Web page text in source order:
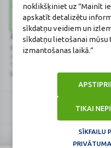
noklikšķiniet uz "Mainīt
apskatīt detalizētu
sīkdatņu veidiem un
sīkdatņu lietošanai
izmantošanas laikā.”
TIKAI
SĪKFAILU
Zāļu valsts aģentūra
www.zva.gov.lv
E-pasts: info@zva.gov.lv